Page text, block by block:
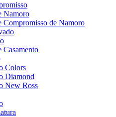
Namoro
Compromisso de Namoro
Casamento
Colors
Diamond
New Ross